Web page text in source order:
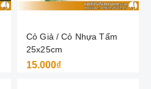
Cỏ Giả / Cỏ Nhựa Tấm
25x25cm
15.000₫